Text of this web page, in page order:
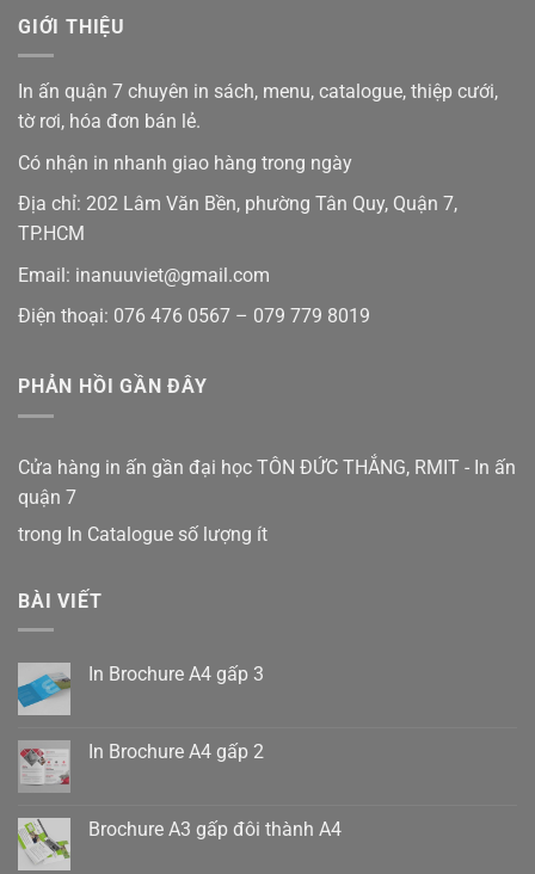
GIỚI THIỆU
In ấn quận 7 chuyên in sách, menu, catalogue, thiệp cưới,
tờ rơi, hóa đơn bán lẻ.
Có nhận in nhanh giao hàng trong ngày
Địa chỉ: 202 Lâm Văn Bền, phường Tân Quy, Quận 7,
TP.HCM
Email: inanuuviet@gmail.com
Điện thoại: 076 476 0567 – 079 779 8019
PHẢN HỒI GẦN ĐÂY
Cửa hàng in ấn gần đại học TÔN ĐỨC THẮNG, RMIT - In ấn
quận 7
trong In Catalogue số lượng ít
BÀI VIẾT
In Brochure A4 gấp 3
luận
ở
gấp
3
In Brochure A4 gấp 2
luận
ởBrochure A3 gấp đôi thành A4